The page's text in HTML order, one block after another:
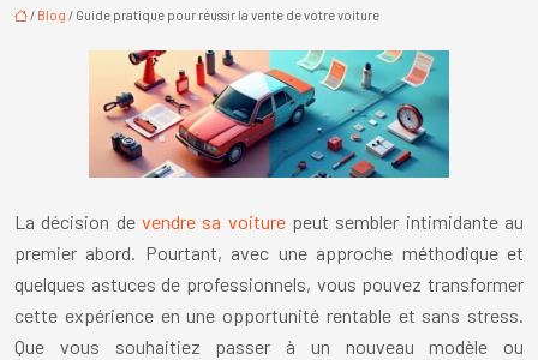
/ Blog / Guide pratique pour réussir la vente de votre voiture
La décision de vendre sa voiturepeut sembler intimidante au
premier abord. Pourtant, avec une approche méthodique et
quelques astuces de professionnels, vous pouvez transformer
cette expérience en une opportunité rentable et sans stress.
Que vous souhaitiez passer à un nouveau modèle ou